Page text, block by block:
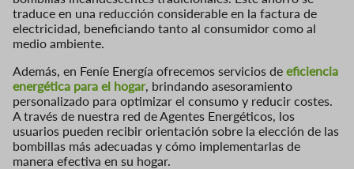
traduce en una reducción considerable en la factura de
electricidad, beneficiando tanto al consumidor como al
medio ambiente.
Además, en Feníe Energía ofrecemos servicios de eficiencia
energética para el hogar, brindando asesoramiento
personalizado para optimizar el consumo y reducir costes.
A través de nuestra red de Agentes Energéticos, los
usuarios pueden recibir orientación sobre la elección de las
bombillas más adecuadas y cómo implementarlas de
manera efectiva en su hogar.